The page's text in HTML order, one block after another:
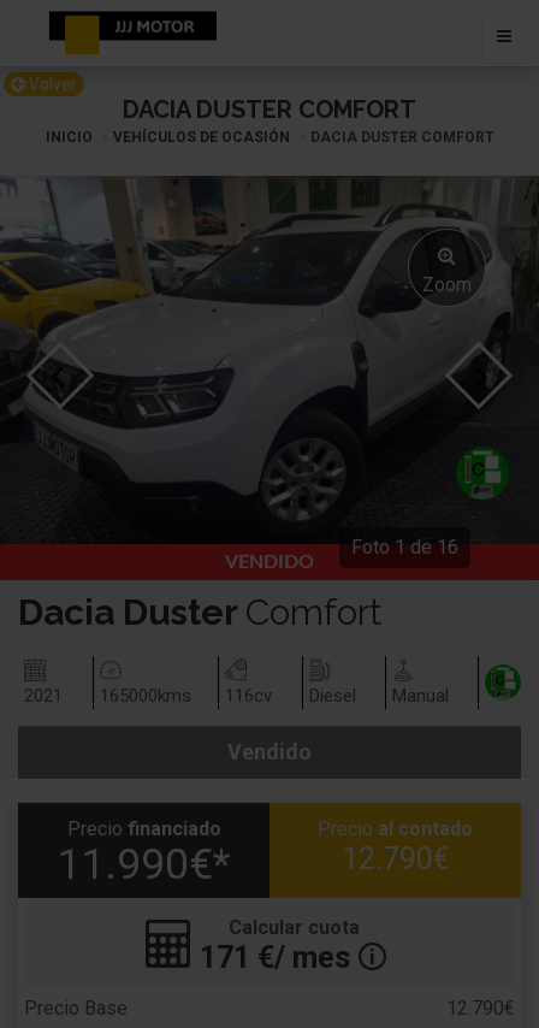
DACIA DUSTER COMFORT
Volver
INICIO VEHÍCULOS DE OCASIÓN DACIA DUSTER COMFORT
Zoom
VENDIDO
Foto1de16
Dacia Duster Comfort
2021 165000kms 116cv Diesel Manual
Vendido
Precio financiado
11.990€*
Precio al contado
12.790€
Calcular cuota
171 €/ mes 🛈
Precio Base
12.790€